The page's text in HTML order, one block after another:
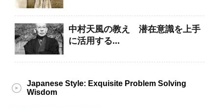
中村天風の教え 潜在意識を上手
に活用する...
Japanese Style: Exquisite Problem Solving
Wisdom